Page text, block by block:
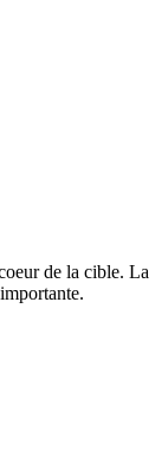
de la cible. La